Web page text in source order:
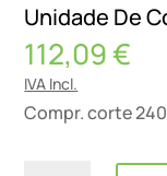
Unidade De
112,09€
IVA Incl.
Compr. corte